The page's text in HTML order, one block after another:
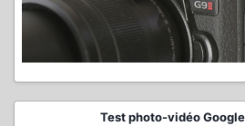
Test photo-vidéo